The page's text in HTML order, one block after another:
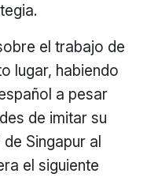
el trabajo de
lugar, habiendo
a pesar
de imitar su
Singapur al
el siguiente